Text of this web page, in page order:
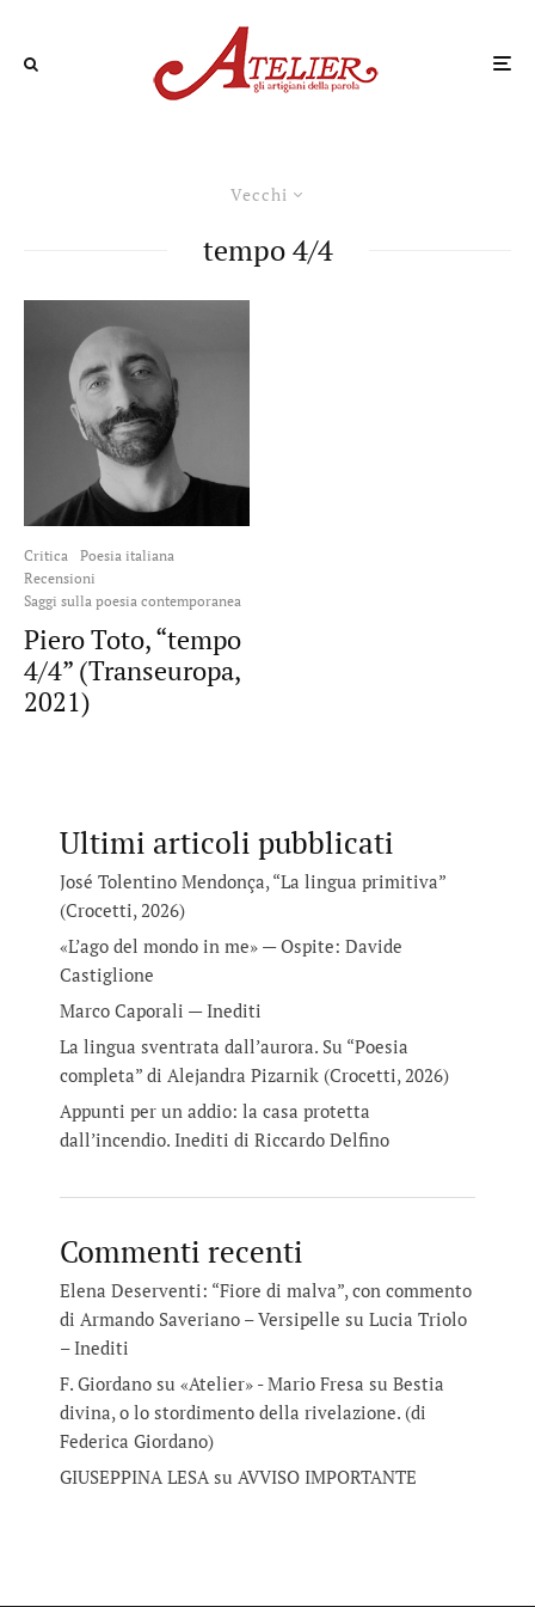
Vecchi
tempo 4/4
Critica
Poesia italiana
Recensioni
Saggi sulla poesia contemporanea
Piero Toto, “tempo
4/4” (Transeuropa,
2021)
Ultimi articoli pubblicati
José Tolentino Mendonça, “La lingua primitiva”
(Crocetti, 2026)
«L’ago del mondo in me» — Ospite: Davide
Castiglione
Marco Caporali — Inediti
La lingua sventrata dall’aurora. Su “Poesia
completa” di Alejandra Pizarnik (Crocetti, 2026)
Appunti per un addio: la casa protetta
dall’incendio. Inediti di Riccardo Delfino
Commenti recenti
Elena Deserventi: “Fiore di malva”, con commento
di Armando Saveriano – Versipelle su Lucia Triolo
– Inediti
F. Giordano su «Atelier» - Mario Fresa su Bestia
divina, o lo stordimento della rivelazione. (di
Federica Giordano)
GIUSEPPINA LESAsu AVVISO IMPORTANTE